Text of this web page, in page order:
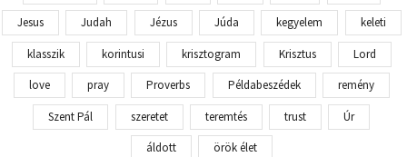
Jesus Judah Jézus Júda kegyelem keleti
klasszik korintusi krisztogram Krisztus Lord
love pray Proverbs Példabeszédek remény
Szent Pál szeretet teremtés trust Úr
áldott örök élet